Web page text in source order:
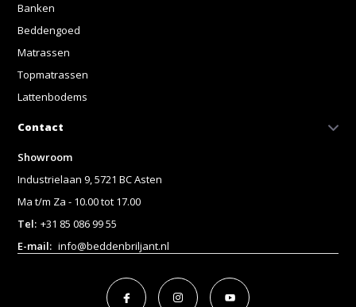
Banken
Beddengoed
Matrassen
Topmatrassen
Lattenbodems
Contact
Showroom
Industrielaan 9, 5721 BC Asten
Ma t/m Za - 10.00 tot 17.00
Tel: +31 85 086 99 55
E-mail: info@beddenbriljant.nl